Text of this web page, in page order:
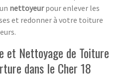
nettoyeurpour enlever les
et redonner à votre toiture
et Nettoyage de Toiture
dans le Cher 18